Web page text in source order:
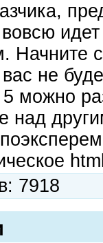
Начните
не
можно
над
7918